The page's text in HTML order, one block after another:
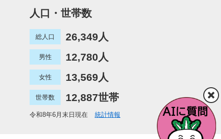
人口・世帯数
総人口 26,349人
男性 12,780人
女性 13,569人
世帯数 12,887世帯
令和8年6月末日現在 統計情報